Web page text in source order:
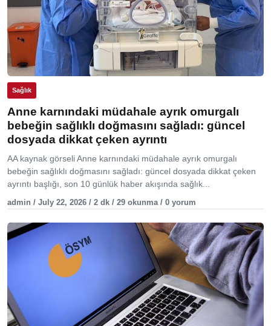
Sağlık
Anne karnındaki müdahale ayrık omurgalı
bebeğin sağlıklı doğmasını sağladı: güncel
dosyada dikkat çeken ayrıntı
AA kaynak görseli Anne karnındaki müdahale ayrık omurgalı
bebeğin sağlıklı doğmasını sağladı: güncel dosyada dikkat çeken
ayrıntı başlığı, son 10 günlük haber akışında sağlık...
admin / July 22, 2026 / 2 dk / 29 okunma / 0 yorum